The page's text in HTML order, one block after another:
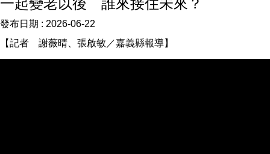
一起變老以後 誰來接住未來？
發布日期 : 2026-06-22
【記者 謝薇晴、張啟敏／嘉義縣報導】